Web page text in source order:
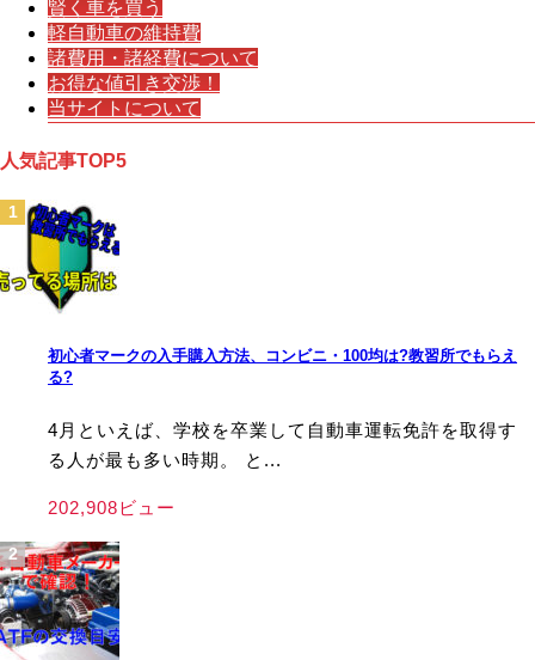
賢く車を買う
軽自動車の維持費
諸費用・諸経費について
お得な値引き交渉！
当サイトについて
人気記事TOP5
初心者マークの入手購入方法、コンビニ・100均は?教習所でもらえ
る?
4月といえば、学校を卒業して自動車運転免許を取得す
る人が最も多い時期。 と...
202,908ビュー